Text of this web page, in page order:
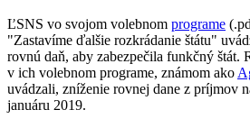
ĽSNS vo svojom volebnom programe
"Zastavíme ďalšie rozkrádanie štátu"
rovnú daň, aby zabezpečila funkčný štát.
v ich volebnom programe, známom ako
uvádzali, zníženie rovnej dane z príjmov
januáru 2019.